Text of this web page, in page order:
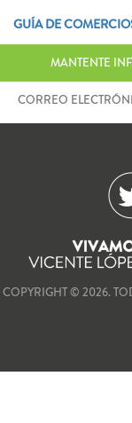
GUÍA DE
MANTENTE
COPYRIGHT © 2026.